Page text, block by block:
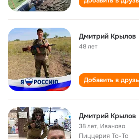
Дмитрий Крылов
48 лет
Добавить в
Дмитрий Крылов
38 лет, Иваново
Пиццерия То-То